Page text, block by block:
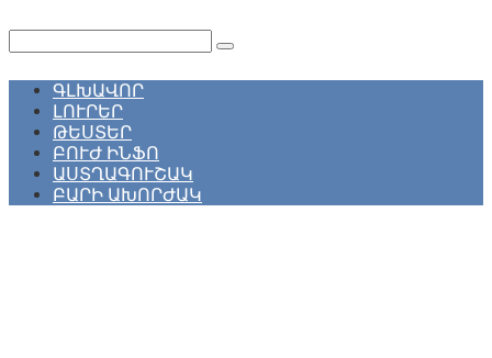
контенту
ԳԼԽԱՎՈՐ
ԼՈՒՐԵՐ
ԹԵՍՏԵՐ
ԲՈՒԺ ԻՆՖՈ
ԱՍՏՂԱԳՈՒՇԱԿ
ԲԱՐԻ ԱԽՈՐԺԱԿ